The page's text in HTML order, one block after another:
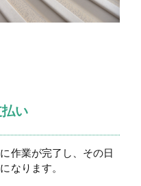
い
作業が完了し、その日
なります。